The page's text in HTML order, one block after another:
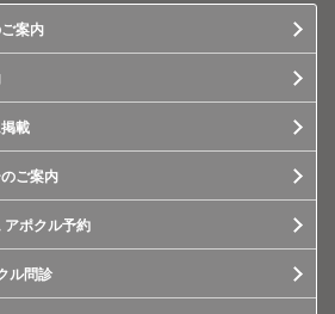
案内
載
ご案内
アポクル予約
ル問診